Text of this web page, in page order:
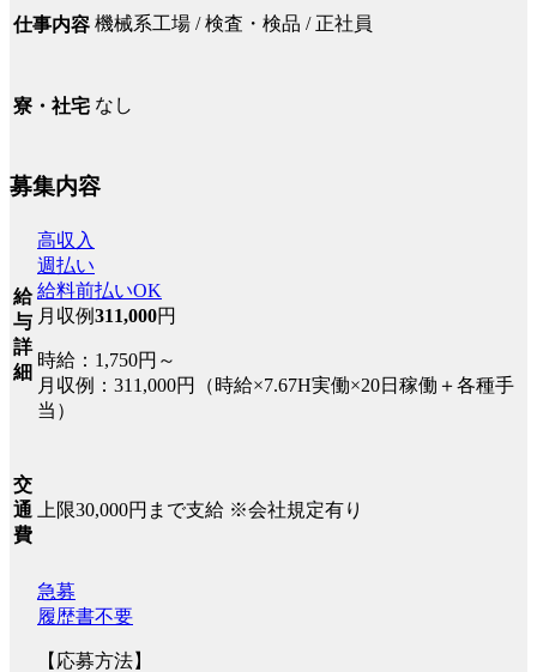
仕事内容 機械系工場 / 検査・検品 / 正社員
寮・社宅 なし
募集内容
給
与
詳
細
高収入
週払い
給料前払いOK
月収例311,000円
時給：1,750円～
月収例：311,000円（時給×7.67H実働×20日稼働＋各種手
当）
交
通
費
上限30,000円まで支給 ※会社規定有り
急募
履歴書不要
【応募方法】